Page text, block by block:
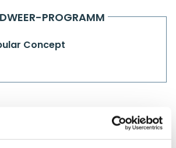
PROGRAMM
Concept